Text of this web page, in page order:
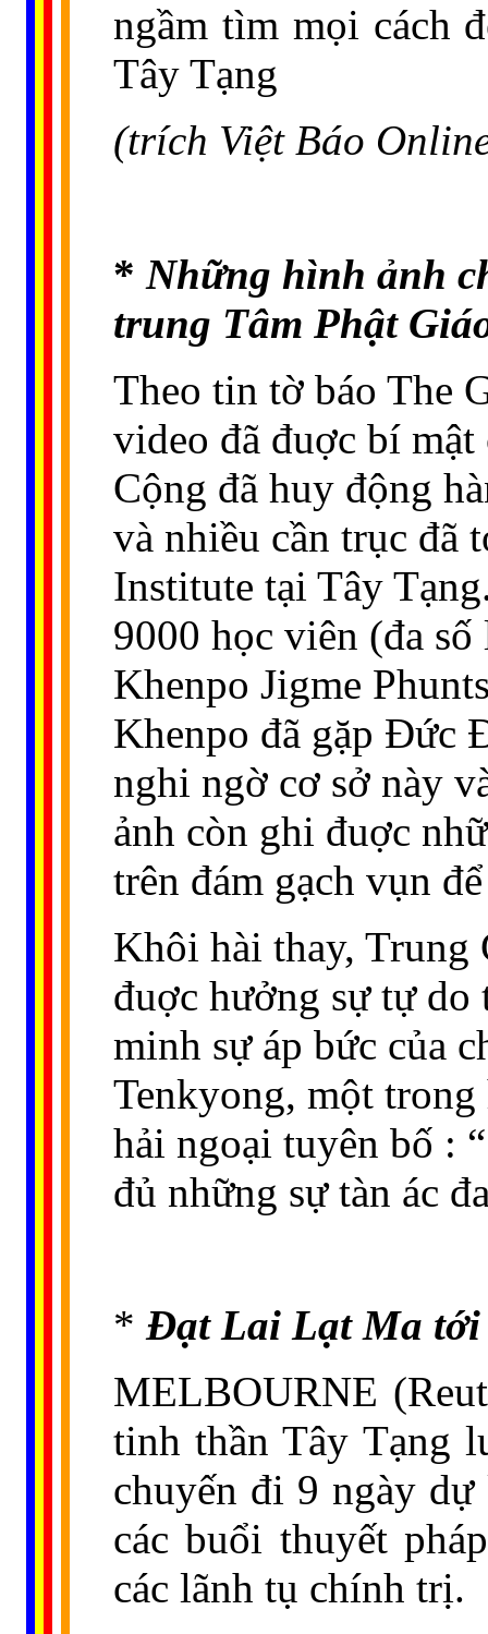
ngầm tìm mọi cách
Tây Tạng
(trích Việt Báo
* Những hình ảnh
trung Tâm Phật
Theo tin tờ báo The
video đã đuợc bí
Cộng đã huy động
và nhiều cần trục đã
Institute tại Tây
9000 học viên (đa
Khenpo Jigme
Khenpo đã gặp Đức
nghi ngờ cơ sở này
ảnh còn ghi đuợc
trên đám gạch vụn
Khôi hài thay, Trung
đuợc hưởng sự tự
minh sự áp bức của
Tenkyong, một
hải ngoại tuyên bố :
đủ những sự tàn ác
* Đạt Lai Lạt Ma tới
MELBOURNE
tinh thần Tây Tạng
chuyến đi 9 ngày
các buổi thuyết
các lãnh tụ chính trị.